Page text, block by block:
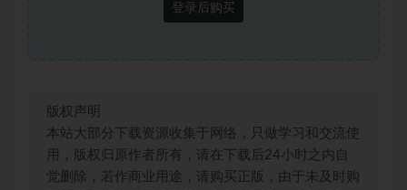
登录后购买
版权声明
本站大部分下载资源收集于网络，只做学习和交流使
用，版权归原作者所有，请在下载后24小时之内自
觉删除，若作商业用途，请购买正版，由于未及时购